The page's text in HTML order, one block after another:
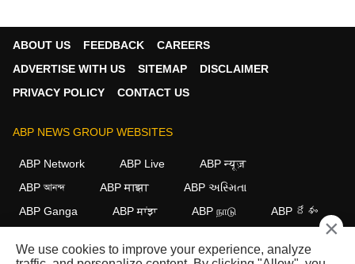
ABOUT US FEEDBACK
CAREERS
ADVERTISE WITH US
SITEMAP
DISCLAIMER
PRIVACY POLICY
CONTACT US
ABP NEWS GROUP WEBSITES
ABP Network ABP Live
ABP न्यूज़
ABP আনন্দ
ABP माझा
ABP અસ્મિતા
ABP Ganga
ABP ਸਾਂਝਾ ABP நாடு ABP దేశం
FOLLOW US
×
We use cookies to improve your experience, analyze